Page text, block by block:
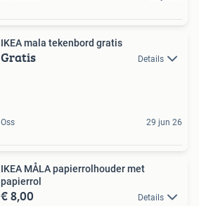
IKEA mala tekenbord gratis
Gratis Details
Oss 29 jun 26
IKEA MÅLA papierrolhouder met
papierrol
€ 8,00 Details